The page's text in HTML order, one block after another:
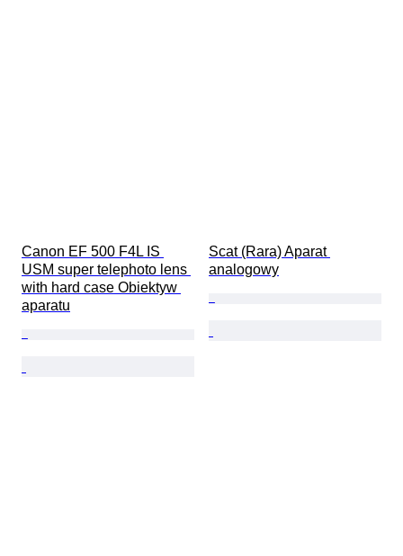
Canon EF 500 F4L IS
USM super telephoto lens
with hard case Obiektyw
aparatu
Scat (Rara) Aparat
analogowy